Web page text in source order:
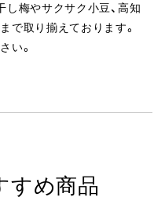
し梅やサクサク小豆、高知
で取り揃えております。
い。
すめ商品